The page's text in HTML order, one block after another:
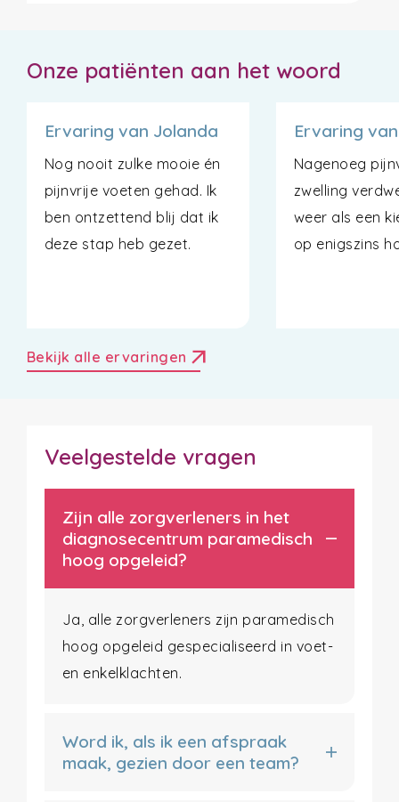
Onze patiënten aan het woord
Ervaring van Jolanda
Nog nooit zulke mooie én
pijnvrije voeten gehad. Ik
ben ontzettend blij dat ik
deze stap heb gezet.
Ervaring
Nagenoeg
zwelling
weer als een
op enigszins
Bekijk alle ervaringen arrow_outward
Veelgestelde vragen
Zijn alle zorgverleners in het
diagnosecentrum paramedisch
hoog opgeleid?
Ja, alle zorgverleners zijn paramedisch
hoog opgeleid gespecialiseerd in voet-
en enkelklachten.
Word ik, als ik een afspraak
maak, gezien door een team?